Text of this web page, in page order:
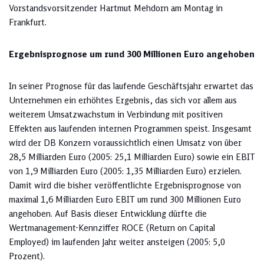
Vorstandsvorsitzender Hartmut Mehdorn am Montag in
Frankfurt.
Ergebnisprognose um rund 300 Millionen Euro angehoben
In seiner Prognose für das laufende Geschäftsjahr erwartet das
Unternehmen ein erhöhtes Ergebnis, das sich vor allem aus
weiterem Umsatzwachstum in Verbindung mit positiven
Effekten aus laufenden internen Programmen speist. Insgesamt
wird der DB Konzern voraussichtlich einen Umsatz von über
28,5 Milliarden Euro (2005: 25,1 Milliarden Euro) sowie ein EBIT
von 1,9 Milliarden Euro (2005: 1,35 Milliarden Euro) erzielen.
Damit wird die bisher veröffentlichte Ergebnisprognose von
maximal 1,6 Milliarden Euro EBIT um rund 300 Millionen Euro
angehoben. Auf Basis dieser Entwicklung dürfte die
Wertmanagement-Kennziffer ROCE (Return on Capital
Employed) im laufenden Jahr weiter ansteigen (2005: 5,0
Prozent).